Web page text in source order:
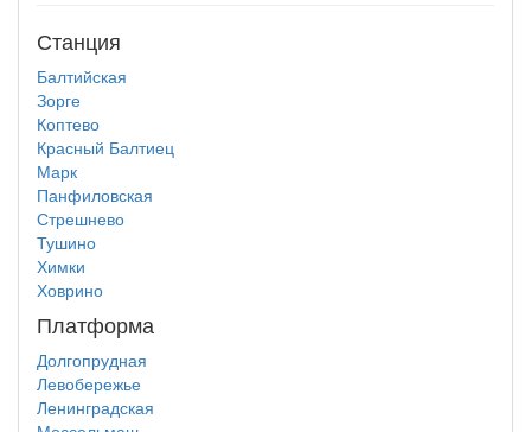
Станция
Балтийская
Зорге
Коптево
Красный Балтиец
Марк
Панфиловская
Стрешнево
Тушино
Химки
Ховрино
Платформа
Долгопрудная
Левобережье
Ленинградская